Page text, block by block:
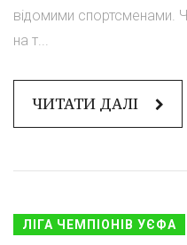
відомими спортсменами.
на т...
ЧИТАТИ ДАЛІ
ЛІГА ЧЕМПІОНІВ УЄФА